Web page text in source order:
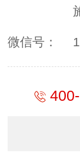
微信号：